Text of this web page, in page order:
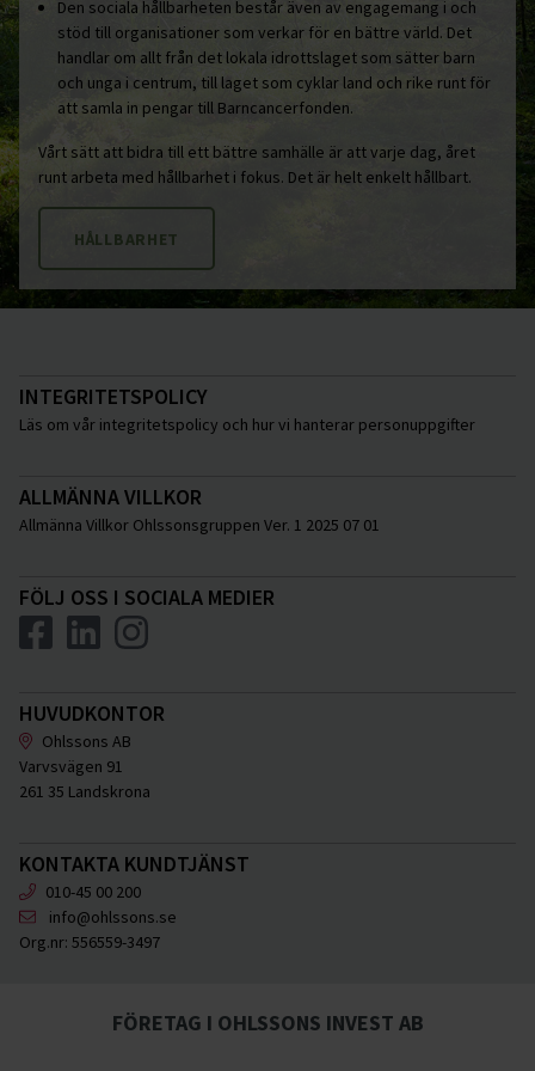
Den sociala hållbarheten består även av engagemang i och
stöd till organisationer som verkar för en bättre värld. Det
handlar om allt från det lokala idrottslaget som sätter barn
och unga i centrum, till laget som cyklar land och rike runt för
att samla in pengar till Barncancerfonden.
Vårt sätt att bidra till ett bättre samhälle är att varje dag, året
runt arbeta med hållbarhet i fokus. Det är helt enkelt hållbart.
HÅLLBARHET
INTEGRITETSPOLICY
Läs om vår integritetspolicy och hur vi hanterar personuppgifter
ALLMÄNNA VILLKOR
Allmänna Villkor Ohlssonsgruppen Ver. 1 2025 07 01
FÖLJ OSS I SOCIALA MEDIER
HUVUDKONTOR
Ohlssons AB
Varvsvägen 91
261 35 Landskrona
KONTAKTA KUNDTJÄNST
010-45 00 200
info@ohlssons.se
Org.nr: 556559-3497
FÖRETAG I OHLSSONS INVEST AB